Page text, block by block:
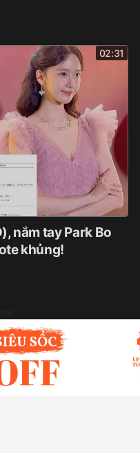
02:31
nắm tay Park Bo
khủng!